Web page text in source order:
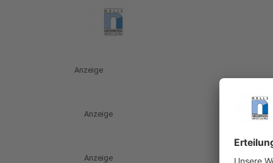
Anzeige
Anzeige
Anzeige